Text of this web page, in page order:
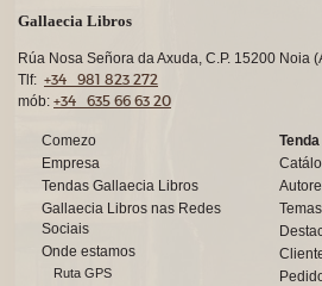
Gallaecia Libros
Rúa Nosa Señora da Axuda, C.P. 15200 Noia
Tlf: +34 981 823 272
mób: +34 635 66 63 20
Comezo
Empresa
Tendas Gallaecia Libros
Gallaecia Libros nas Redes
Sociais
Onde estamos
Ruta GPS
Temas